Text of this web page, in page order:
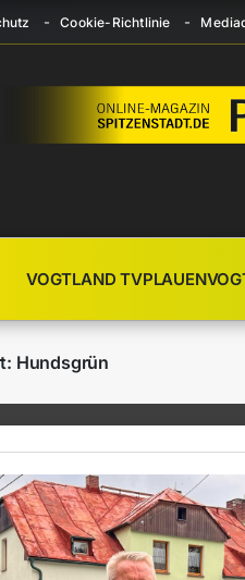
Cookie-Richtlinie
VOGTLAND TVPLAUEN
Hundsgrün